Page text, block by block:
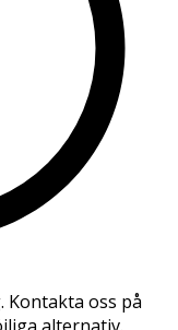
oss på